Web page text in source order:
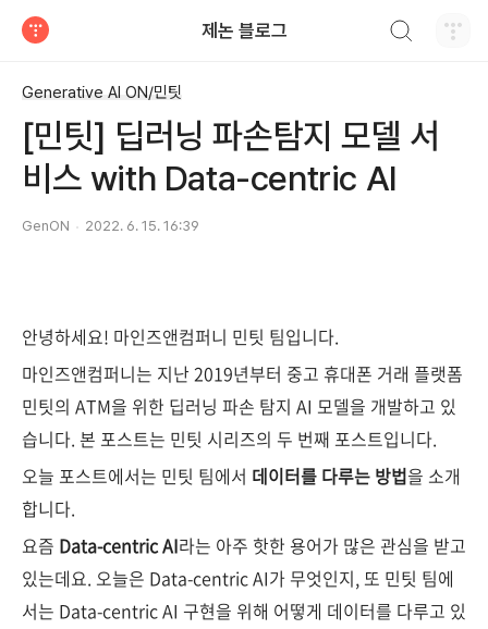
제논 블로그
Generative AI ON/민팃
[민팃] 딥러닝 파손탐지 모델 서
비스 with Data-centric AI
GenON 2022. 6. 15. 16:39
안녕하세요! 마인즈앤컴퍼니 민팃 팀입니다.
마인즈앤컴퍼니는 지난 2019년부터 중고 휴대폰 거래 플랫폼
민팃의 ATM을 위한 딥러닝 파손 탐지 AI 모델을 개발하고 있
습니다. 본 포스트는 민팃 시리즈의 두 번째 포스트입니다.
오늘 포스트에서는 민팃 팀에서 데이터를 다루는 방법을 소개
합니다.
요즘 Data-centric AI라는 아주 핫한 용어가 많은 관심을 받고
있는데요. 오늘은 Data-centric AI가 무엇인지, 또 민팃 팀에
서는 Data-centric AI 구현을 위해 어떻게 데이터를 다루고 있